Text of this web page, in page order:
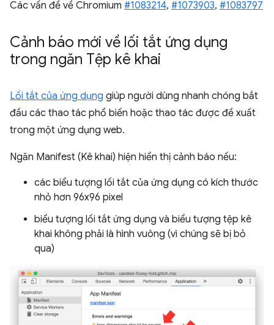
Các vấn đề về Chromium #1083214, #1073903, #1083797
Cảnh báo mới về lối tắt ứng dụng
trong ngăn Tệp kê khai
Lối tắt của ứng dụng giúp người dùng nhanh chóng bắt
đầu các thao tác phổ biến hoặc thao tác được đề xuất
trong một ứng dụng web.
Ngăn Manifest (Kê khai) hiện hiển thị cảnh báo nếu:
các biểu tượng lối tắt của ứng dụng có kích thước
nhỏ hơn 96x96 pixel
biểu tượng lối tắt ứng dụng và biểu tượng tệp kê
khai không phải là hình vuông (vì chúng sẽ bị bỏ
qua)